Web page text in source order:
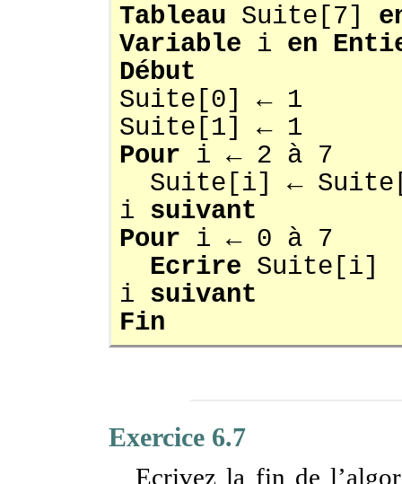
Tableau Suite[7]
Variable i en
Début
Suite[0] ← 1
Suite[1] ← 1
Pour i ← 2 à 7
Suite[i] ←
i suivant
Pour i ← 0 à 7
Ecrire Suite[i]
i suivant
Fin
Exercice 6.7
Ecrivez la fin de